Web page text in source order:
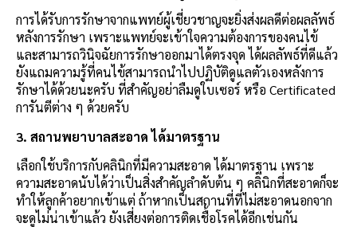
การได้รับการรักษาจากแพทย์ผู้เชี่ยวชาญจะยิ่งส่งผลดีต่อผลลัพธ์
หลังการรักษา เพราะแพทย์จะเข้าใจความต้องการของคนไข้
และสามารถวินิจฉัยการรักษาออกมาได้ตรงจุด ได้ผลลัพธ์ที่ดีแล้ว
ยังแถมความรู้ที่คนไข้สามารถนำไปปฏิบัติดูแลตัวเองหลังการ
รักษาได้ด้วยนะครับ ที่สำคัญอย่าลืมดูใบเซอร์ หรือ Certificated
การันตีต่าง ๆ ด้วยครับ
3. สถานพยาบาลสะอาด ได้มาตรฐาน
เลือกใช้บริการกับคลินิกที่มีความสะอาด ได้มาตรฐาน เพราะ
ความสะอาดนับได้ว่าเป็นสิ่งสำคัญลำดับต้น ๆ คลินิกที่สะอาดก็จะ
ทำให้ลูกค้าอยากเข้าแต่ ถ้าหากเป็นสถานที่ที่ไม่สะอาดนอกจาก
จะดูไม่น่าเข้าแล้ว ยังเสี่ยงต่อการติดเชื้อโรคได้อีกเช่นกัน